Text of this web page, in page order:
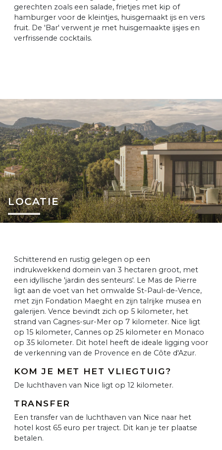
gerechten zoals een salade, frietjes met kip of
hamburger voor de kleintjes, huisgemaakt ijs en vers
fruit. De 'Bar' verwent je met huisgemaakte ijsjes en
verfrissende cocktails.
LOCATIE
Schitterend en rustig gelegen op een
indrukwekkend domein van 3 hectaren groot, met
een idyllische 'jardin des senteurs'. Le Mas de Pierre
ligt aan de voet van het omwalde St-Paul-de-Vence,
met zijn Fondation Maeght en zijn talrijke musea en
galerijen. Vence bevindt zich op 5 kilometer, het
strand van Cagnes-sur-Mer op 7 kilometer. Nice ligt
op 15 kilometer, Cannes op 25 kilometer en Monaco
op 35 kilometer. Dit hotel heeft de ideale ligging voor
de verkenning van de Provence en de Côte d'Azur.
KOM JE MET HET VLIEGTUIG?
De luchthaven van Nice ligt op 12 kilometer.
TRANSFER
Een transfer van de luchthaven van Nice naar het
hotel kost 65 euro per traject. Dit kan je ter plaatse
betalen.